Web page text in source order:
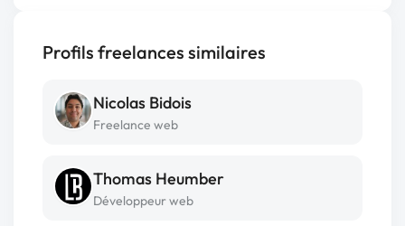
Profils freelances similaires
Nicolas Bidois
Freelance web
Thomas Heumber
Développeur web